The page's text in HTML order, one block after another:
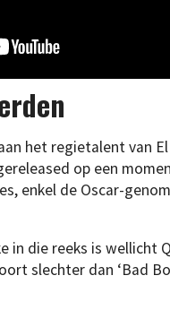
het regietalent van
op een
enkel de Oscar-
in die reeks is wellicht
slechter dan ‘Bad